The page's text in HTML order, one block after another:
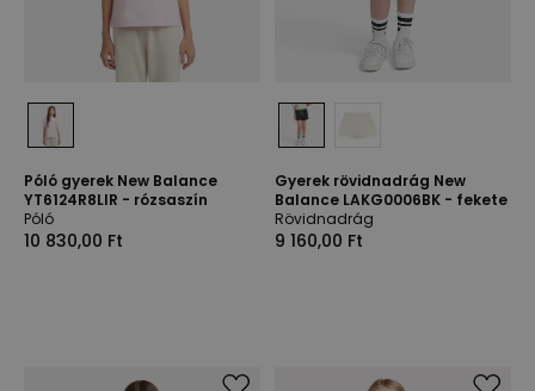
Póló gyerek New Balance
YT6124R8LIR - rózsaszín
Póló
10 830,00 Ft
Gyerek rövidnadrág New
Balance LAKG0006BK - fekete
Rövidnadrág
9 160,00 Ft